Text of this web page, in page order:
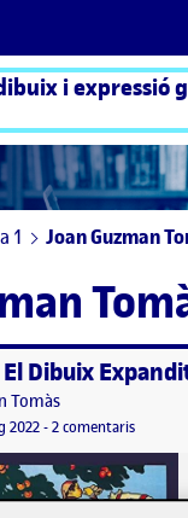
1 Joan Guzman
Tomàs
publicació
2022-2 comentarisa